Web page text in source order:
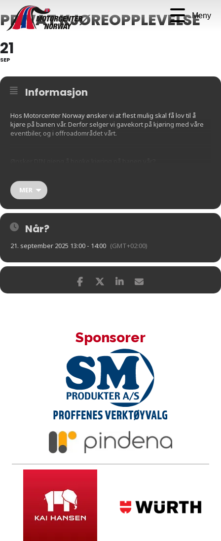
Meny
PRIVAT KJØREOPPLEVELSE
21
SEP
Informasjon
Hos Motorcenter Norway ønsker vi at flest mulig skal få lov til å
kjøre på banen vår. Derfor selger vi gavekort på kjøring med våre
eventbiler, og i offroadområdet vårt.
Kjøp ditt gavekort her:
https://motorcenternorway.pameldingssystem.no/gavekort-
kjoreopplevelse-2025-2026
MER
Når?
21. september 2025 13:00 - 14:00 (GMT+02:00)
Sponsorer